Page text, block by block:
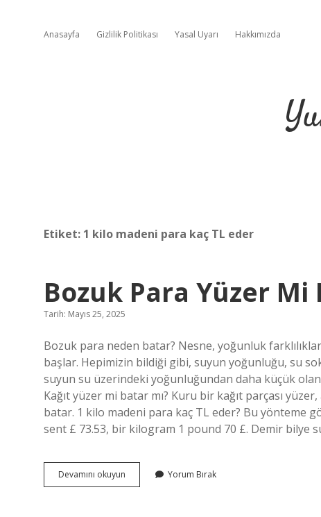
Anasayfa Gizlilik Politikası Yasal Uyarı Hakkımızda
Etiket: 1 kilo madeni para kaç TL eder
Bozuk Para Yüzer Mi
Tarih: Mayıs 25, 2025
Bozuk para neden batar? Nesne, yoğunluk
başlar. Hepimizin bildiği gibi, suyun yoğunluğu, su
suyun su üzerindeki yoğunluğundan daha küçük
Kağıt yüzer mi batar mı? Kuru bir kağıt parçası
batar. 1 kilo madeni para kaç TL eder? Bu yönteme
sent £ 73.53, bir kilogram 1 pound 70 £. Demir bilye
Devamını okuyun
Para
Yorum Bırak